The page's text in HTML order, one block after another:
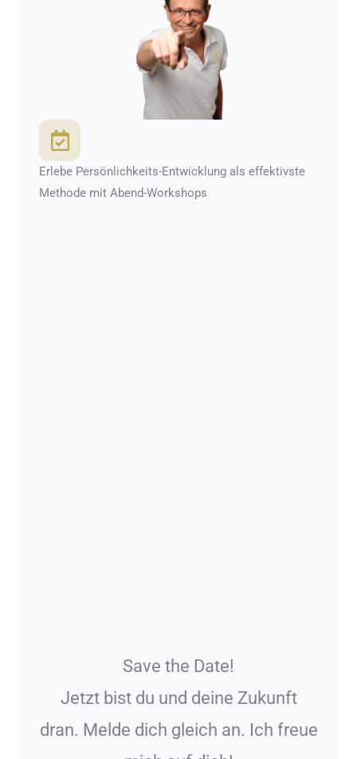
Erlebe Persönlichkeits-Entwicklung als effektivste
Methode mit Abend-Workshops
Save the Date!
Jetzt bist du und deine Zukunft
dran. Melde dich gleich an. Ich freue